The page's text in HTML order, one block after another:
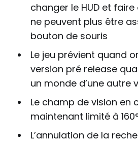
changer le HUD et
ne peuvent plus être
bouton de souris
Le jeu prévient quand
version pré release
un monde d’une autre
Le champ de vision en
maintenant limité à
L’annulation de la